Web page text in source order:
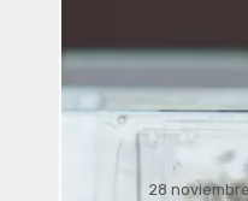
simbiosis 2015
28